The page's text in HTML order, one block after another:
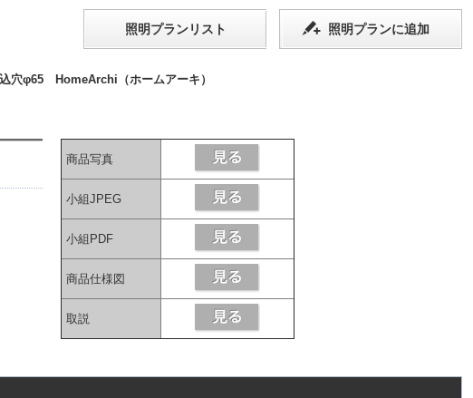
照明プランリスト 照明プランに追加
穴φ65 HomeArchi（ホームアーキ）
商品写真
小組JPEG
小組PDF
商品仕様図
取説